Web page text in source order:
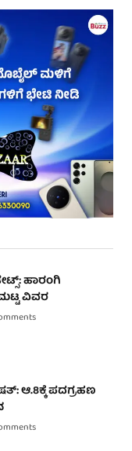
ಹಾರಂಗಿ
ವಿವರ
ಆ.8ಕ್ಕೆ ಪದಗ್ರಹಣ